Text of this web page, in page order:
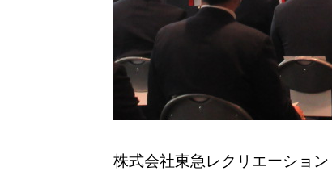
株式会社東急レクリエーショ